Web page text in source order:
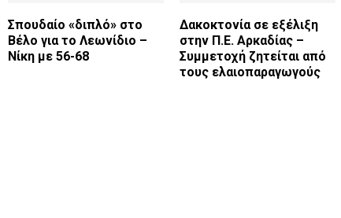
Σπουδαίο «διπλό» στο
Βέλο για το Λεωνίδιο –
Νίκη με 56-68
Δακοκτονία σε εξέλιξη
στην Π.Ε. Αρκαδίας –
Συμμετοχή ζητείται από
τους ελαιοπαραγωγούς